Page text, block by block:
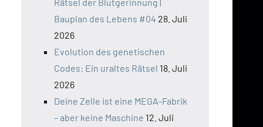
Bauplan des Lebens #04 28. Juli
2026
Evolution des genetischen
Codes: Ein uraltes Rätsel 18. Juli
2026
Deine Zelle ist eine MEGA-Fabrik
– aber keine Maschine 12. Juli